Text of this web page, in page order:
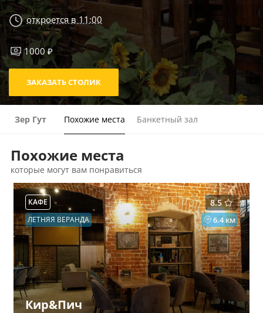
откроется в 11:00
1000 ₽
ЗАКАЗАТЬ СТОЛИК
Зер Гут Похожие места Банкетный зал
Похожие места
которые могут вам понравиться
8.5
КАФЕ
6.4 км
ЛЕТНЯЯ ВЕРАНДА
Кир&Пич